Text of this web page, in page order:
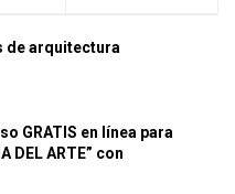
de arquitectura
GRATIS en línea para
DEL ARTE” con